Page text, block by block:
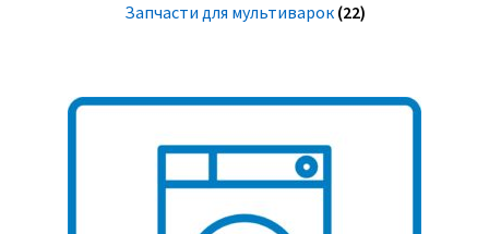
Запчасти для мультиварок (22)